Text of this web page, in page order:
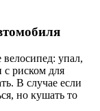
велосипед: упал,
с риском для
В случае если
но кушать то